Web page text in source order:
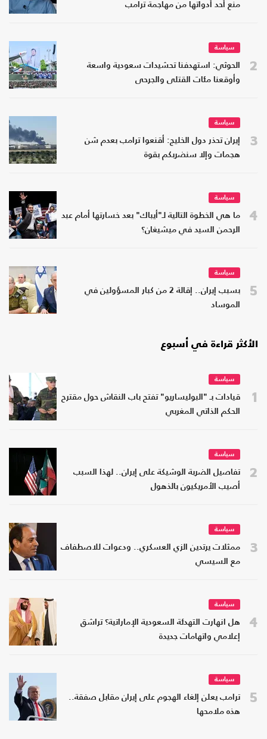
منع أحد أدواتها من مهاجمة ترامب
2
سياسة
الحوثي: استهدفنا تحشيدات سعودية واسعة
وأوقعنا مئات القتلى والجرحى
3
سياسة
إيران تحذر دول الخليج: أقنعوا ترامب بعدم شن
هجمات وإلا سنضربكم بقوة
4
سياسة
ما هي الخطوة التالية لـ"أيباك" بعد خسارتها أمام عبد
الرحمن السيد في ميشيغان؟
5
سياسة
بسبب إيران.. إقالة 2 من كبار المسؤولين في
الموساد
الأكثر قراءة في أسبوع
1
سياسة
قيادات بـ "البوليساريو" تفتح باب النقاش حول مقترح
الحكم الذاتي المغربي
2
سياسة
تفاصيل الضربة الوشيكة على إيران.. لهذا السبب
أصيب الأمريكيون بالذهول
3
سياسة
ممثلات يرتدين الزي العسكري.. ودعوات للاصطفاف
مع السيسي
4
سياسة
هل انهارت التهدئة السعودية الإماراتية؟ تراشق
إعلامي واتهامات جديدة
5
سياسة
ترامب يعلن إلغاء الهجوم على إيران مقابل صفقة..
هذه ملامحها